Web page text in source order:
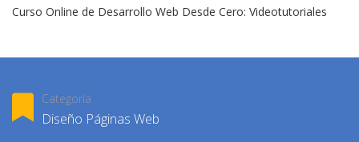
Curso Online de Desarrollo Web Desde Cero: Videotutoriales
Categoría
Diseño Páginas Web